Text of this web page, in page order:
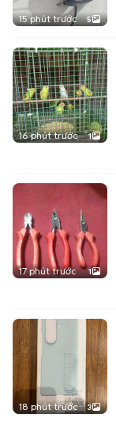
15 phút trước 5
16 phút trước 1
17 phút trước 1
18 phút trước 3